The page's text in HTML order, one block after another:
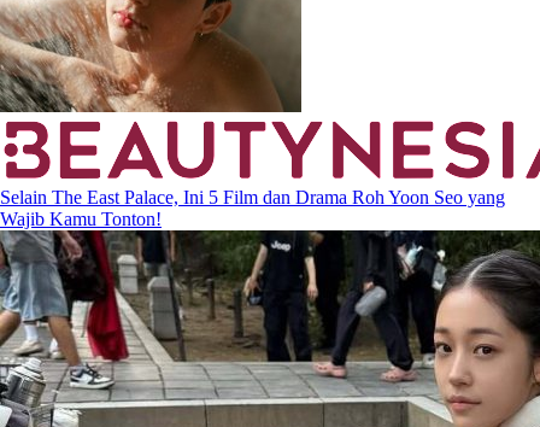
Selain The East Palace, Ini 5 Film dan Drama Roh Yoon Seo yang
Wajib Kamu Tonton!